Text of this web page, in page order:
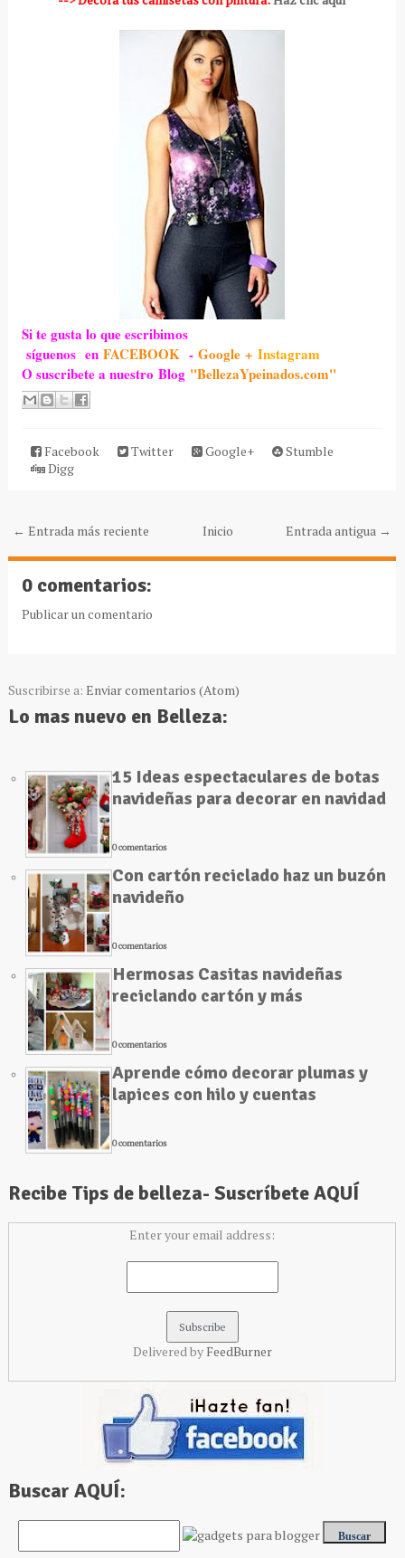
Si te gusta lo que escribimos
síguenos en FACEBOOK - Google + Instagram
O suscribete a nuestro Blog "BellezaYpeinados.com"
Facebook Twitter Google+
Stumble
Digg
← Entrada más reciente Entrada antigua →
Inicio
0 comentarios:
Publicar un comentario
Suscribirse a: Enviar comentarios (Atom)
Lo mas nuevo en Belleza:
15 Ideas espectaculares de botas
navideñas para decorar en navidad
0 comentarios
Con cartón reciclado haz un buzón
navideño
0 comentarios
Hermosas Casitas navideñas
reciclando cartón y más
0 comentarios
Aprende cómo decorar plumas y
lapices con hilo y cuentas
0 comentarios
Recibe Tips de belleza- Suscríbete AQUÍ
Enter your email address:
Delivered by FeedBurner
Buscar AQUÍ: